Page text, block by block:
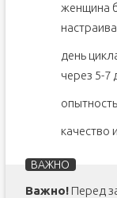
женщина
день
через 5-7
качество
Важно!Перед